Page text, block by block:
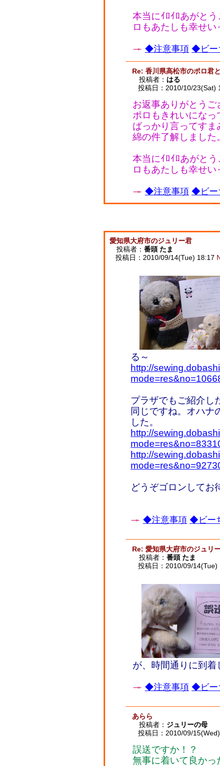
本当にｲﾛｲﾛあがと
ロもあたしも幸せ
◆注意事項 ◆ビー
Re: 香川県高松市のポロ君
投稿者： はる
投稿日：2010/10/23(Sat)
お返事ありがとうご
ポロもきれいにな
ばっかり言ってすま
綿の件了解しました
本当にｲﾛｲﾛあがと
ロもあたしも幸せ
◆注意事項 ◆ビー
愛知県大府市のジュリー君
投稿者： 番頭 たま
投稿日：2010/09/14(Tue) 18:17
る～
http://
プラザでもご紹介し
同じですね。オハナ
した。
http://
http://
どうぞゴロンしてお
◆注意事項 ◆ビー
Re: 愛知県大府市のジュリ
投稿者： 番頭 たま
投稿日：2010/09/
が、時間通りに到着
◆注意事項 ◆ビー
あらら
投稿者： ジュリーの母
投稿日：2010/09/
誤送ですか！？
無事に着いて良かっ